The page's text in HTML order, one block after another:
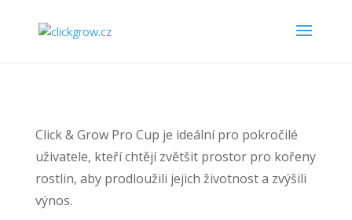
Click & Grow Pro Cup je ideální pro pokročilé
uživatele, kteří chtějí zvětšit prostor pro kořeny
rostlin, aby prodloužili jejich životnost a zvýšili
výnos.